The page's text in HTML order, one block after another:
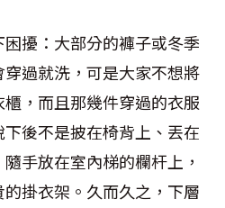
擾：大部分的褲子或冬季
過就洗，可是大家不想將
，而且那幾件穿過的衣服
後不是披在椅背上、丟在
手放在室內梯的欄杆上，
掛衣架。久而久之，下層